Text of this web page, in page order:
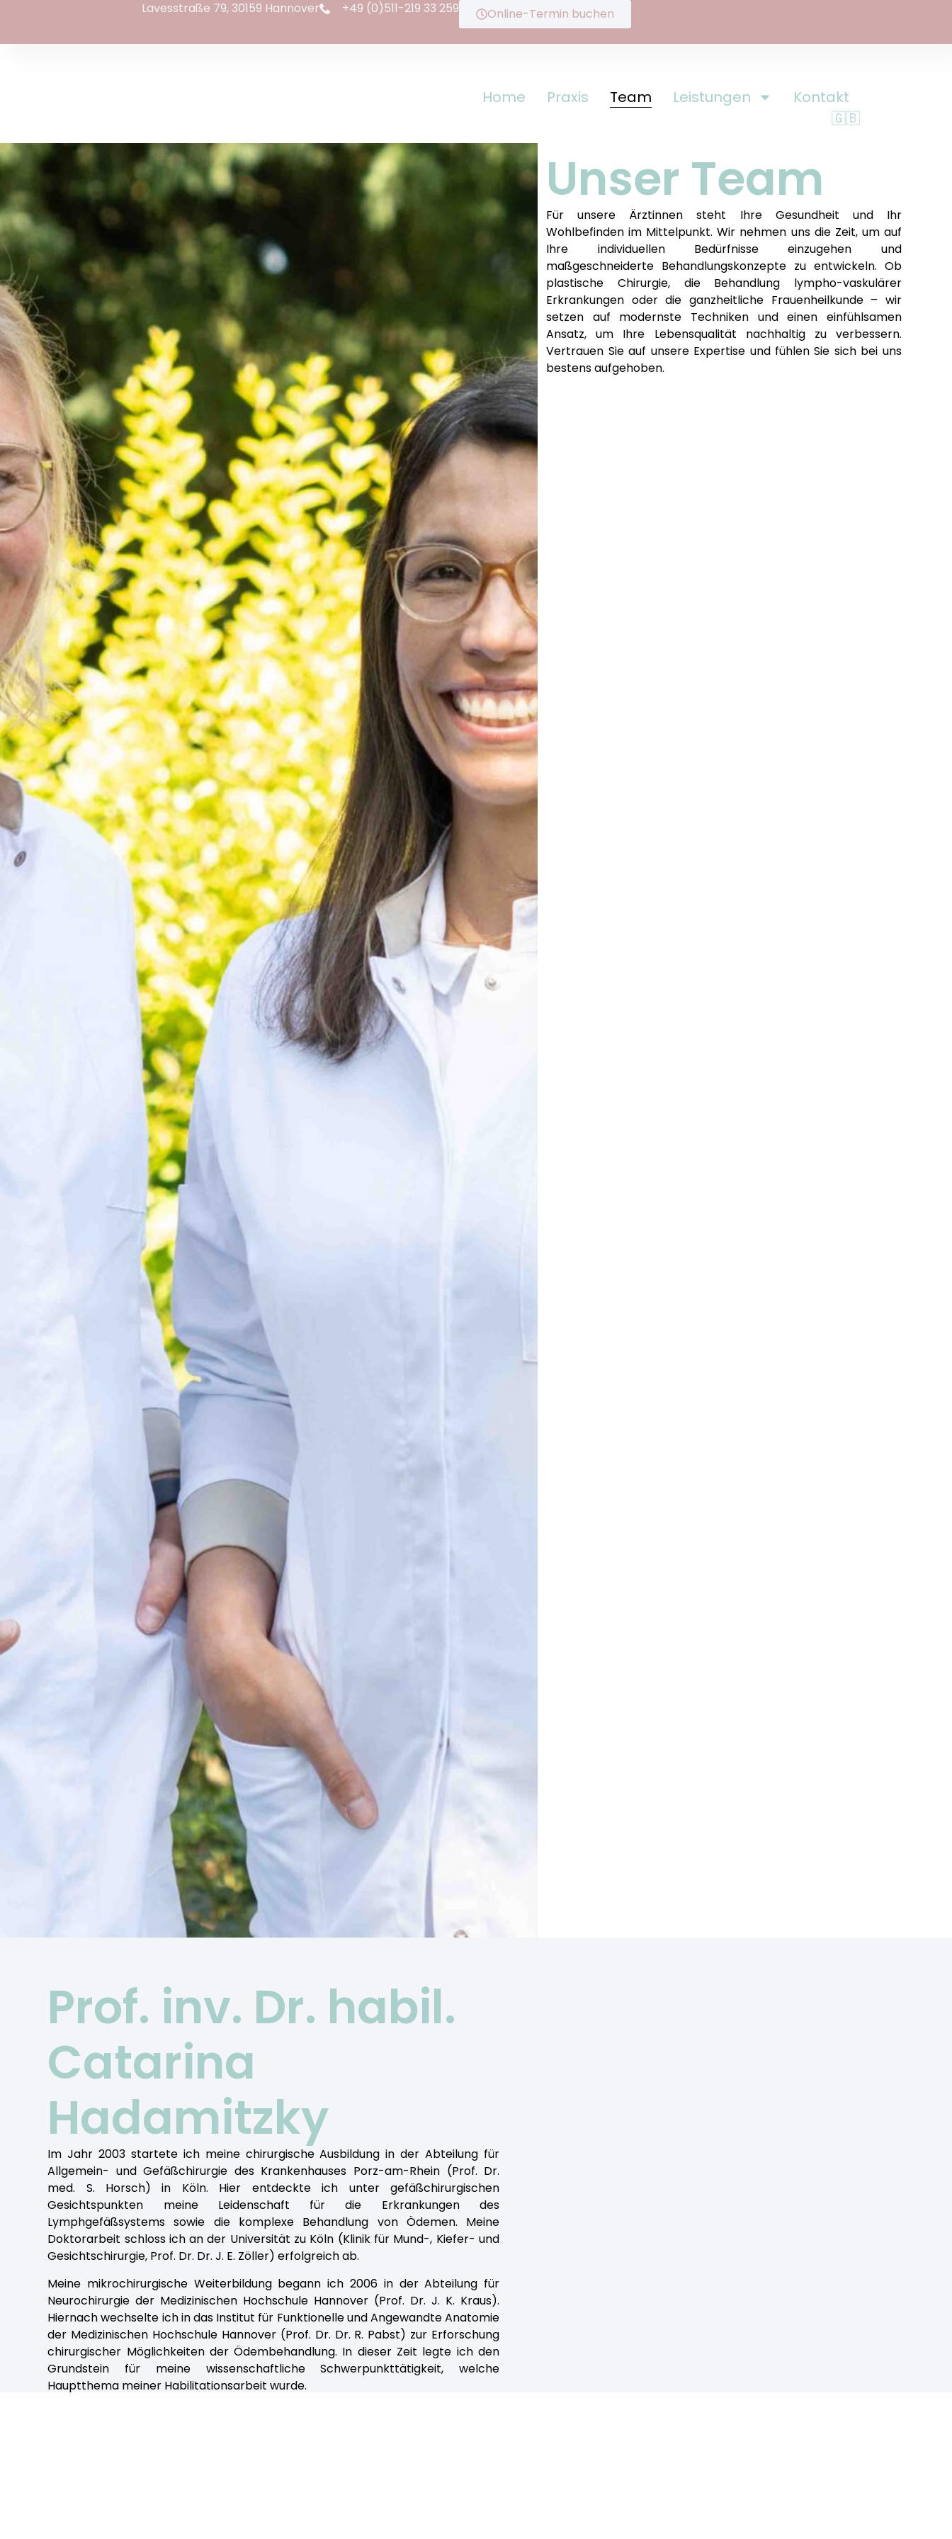
Lavesstraße 79, 30159 Hannover +49 (0)511-219 33 259 Online-Termin buchen
Home Praxis Team Leistungen
Kontakt
🇬🇧
Unser Team
Für unsere Ärztinnen steht Ihre Gesundheit und Ihr
Wohlbefinden im Mittelpunkt. Wir nehmen uns die Zeit, um auf
Ihre individuellen Bedürfnisse einzugehen und
maßgeschneiderte Behandlungskonzepte zu entwickeln. Ob
plastische Chirurgie, die Behandlung lympho-vaskulärer
Erkrankungen oder die ganzheitliche Frauenheilkunde – wir
setzen auf modernste Techniken und einen einfühlsamen
Ansatz, um Ihre Lebensqualität nachhaltig zu verbessern.
Vertrauen Sie auf unsere Expertise und fühlen Sie sich bei uns
bestens aufgehoben.
Prof. inv. Dr. habil.
Catarina
Hadamitzky
Im Jahr 2003 startete ich meine chirurgische Ausbildung in der Abteilung für
Allgemein- und Gefäßchirurgie des Krankenhauses Porz-am-Rhein (Prof. Dr.
med. S. Horsch) in Köln. Hier entdeckte ich unter gefäßchirurgischen
Gesichtspunkten meine Leidenschaft für die Erkrankungen des
Lymphgefäßsystems sowie die komplexe Behandlung von Ödemen. Meine
Doktorarbeit schloss ich an der Universität zu Köln (Klinik für Mund-, Kiefer- und
Gesichtschirurgie, Prof. Dr. Dr. J. E. Zöller) erfolgreich ab.
Meine mikrochirurgische Weiterbildung begann ich 2006 in der Abteilung für
Neurochirurgie der Medizinischen Hochschule Hannover (Prof. Dr. J. K. Kraus).
Hiernach wechselte ich in das Institut für Funktionelle und Angewandte Anatomie
der Medizinischen Hochschule Hannover (Prof. Dr. Dr. R. Pabst) zur Erforschung
chirurgischer Möglichkeiten der Ödembehandlung. In dieser Zeit legte ich den
Grundstein für meine wissenschaftliche Schwerpunkttätigkeit, welche
Hauptthema meiner Habilitationsarbeit wurde.